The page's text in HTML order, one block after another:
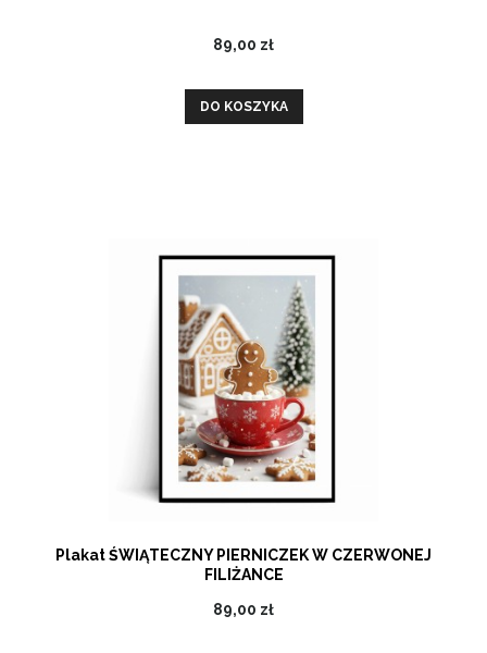
89,00 zł
DO KOSZYKA
Plakat ŚWIĄTECZNY PIERNICZEK W CZERWONEJ
FILIŻANCE
89,00 zł